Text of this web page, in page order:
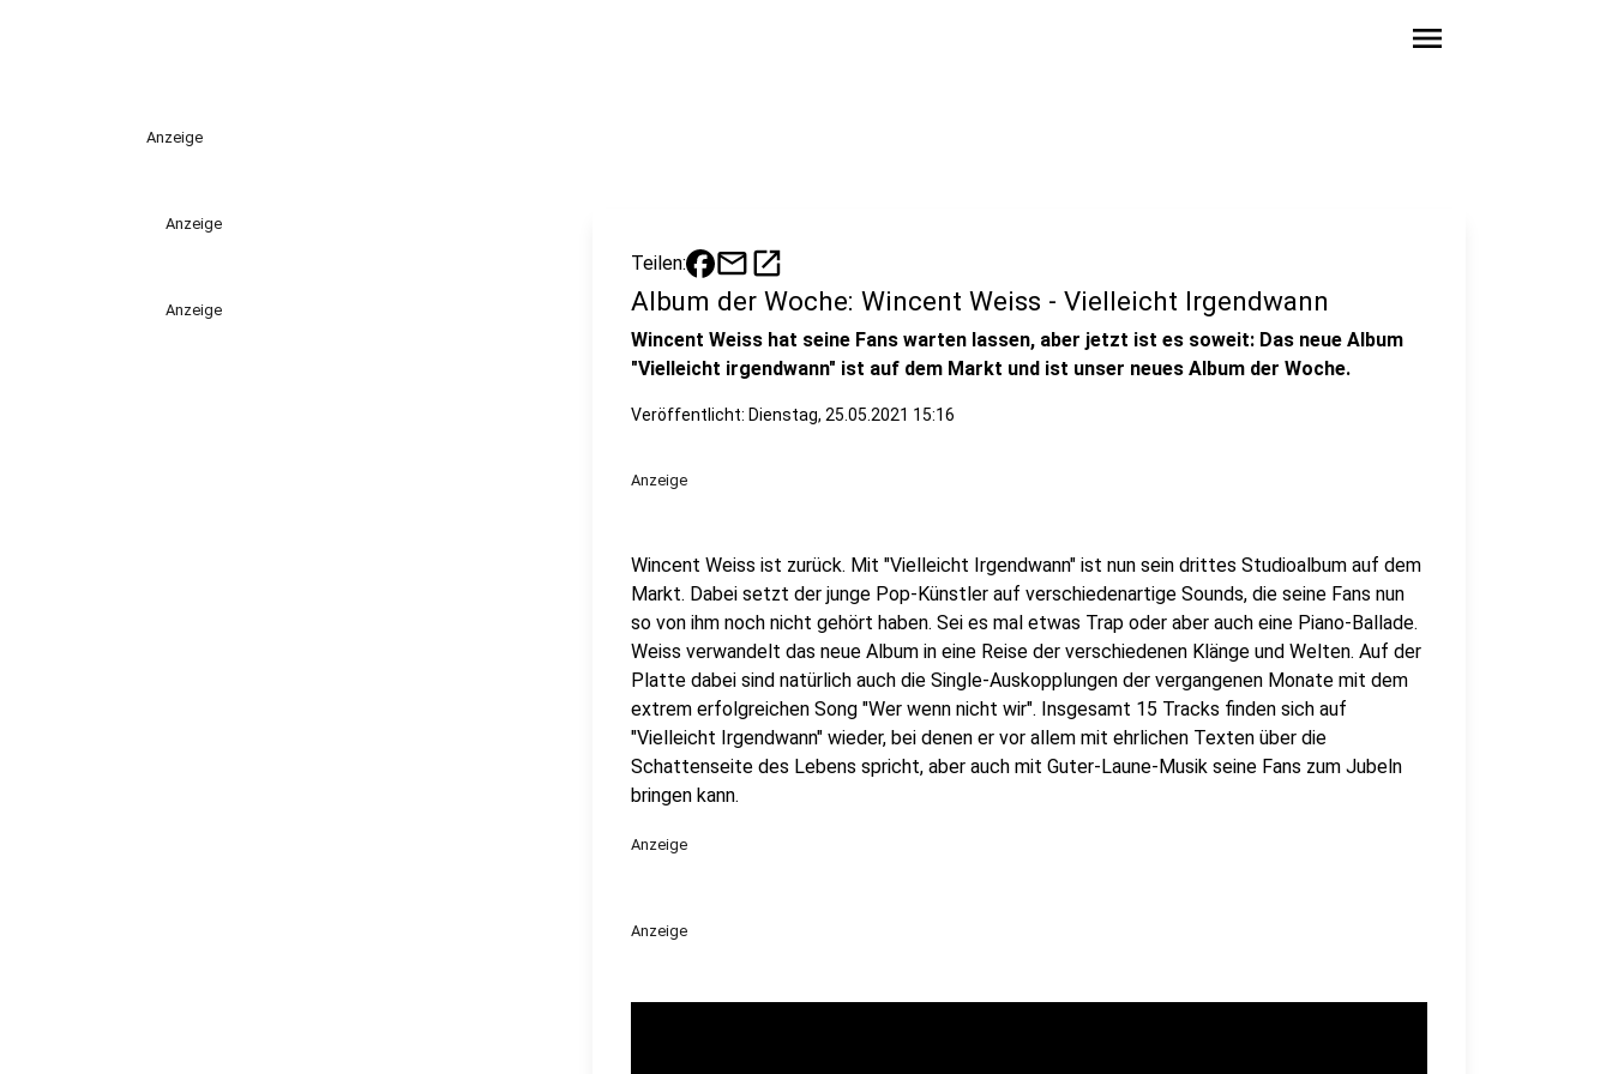
menu
Anzeige
Anzeige
Anzeige
Teilen: mailopen_in_new
Album der Woche: Wincent Weiss - Vielleicht Irgendwann
Wincent Weiss hat seine Fans warten lassen, aber jetzt ist es soweit: Das neue Album
"Vielleicht irgendwann" ist auf dem Markt und ist unser neues Album der Woche.
Veröffentlicht: Dienstag, 25.05.2021 15:16
Anzeige
Wincent Weiss ist zurück. Mit "Vielleicht Irgendwann" ist nun sein drittes Studioalbum auf dem
Markt. Dabei setzt der junge Pop-Künstler auf verschiedenartige Sounds, die seine Fans nun
so von ihm noch nicht gehört haben. Sei es mal etwas Trap oder aber auch eine Piano-Ballade.
Weiss verwandelt das neue Album in eine Reise der verschiedenen Klänge und Welten. Auf der
Platte dabei sind natürlich auch die Single-Auskopplungen der vergangenen Monate mit dem
extrem erfolgreichen Song "Wer wenn nicht wir". Insgesamt 15 Tracks finden sich auf
"Vielleicht Irgendwann" wieder, bei denen er vor allem mit ehrlichen Texten über die
Schattenseite des Lebens spricht, aber auch mit Guter-Laune-Musik seine Fans zum Jubeln
bringen kann.
Anzeige
Anzeige